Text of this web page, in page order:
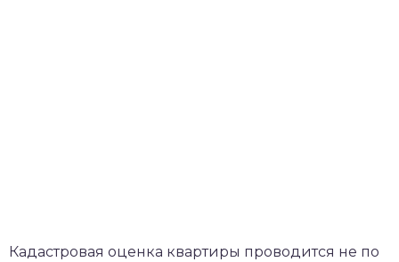
Кадастровая оценка квартиры проводится не по